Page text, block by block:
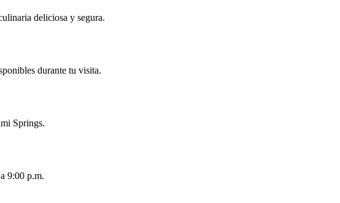
deliciosa y segura.
durante tu visita.
Springs.
9:00 p.m.